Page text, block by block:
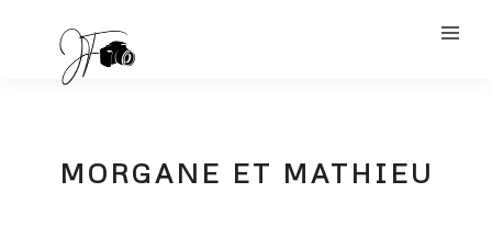
MORGANE ET MATHIEU